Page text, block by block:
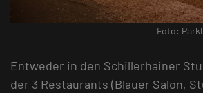
Foto:
Entweder in den Schillerhainer
der 3 Restaurants (Blauer Salon,